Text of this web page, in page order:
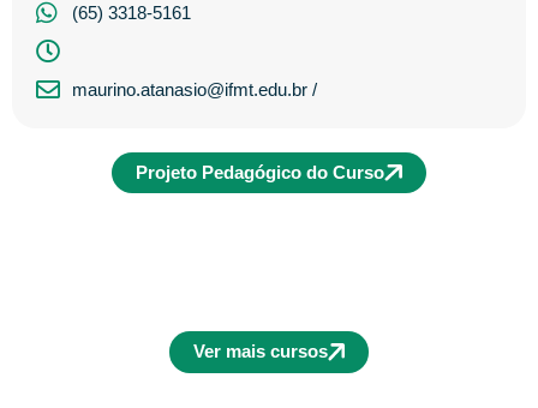
(65) 3318-5161
maurino.atanasio@ifmt.edu.br /
Projeto Pedagógico do Curso
Ver mais cursos